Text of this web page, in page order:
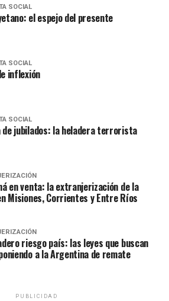
SOCIAL
el espejo del presente
SOCIAL
inflexión
SOCIAL
de jubilados: la heladera terrorista
en venta: la extranjerización de la
Misiones, Corrientes y Entre Ríos
riesgo país: las leyes que buscan
a la Argentina de remate
PUBLICIDAD